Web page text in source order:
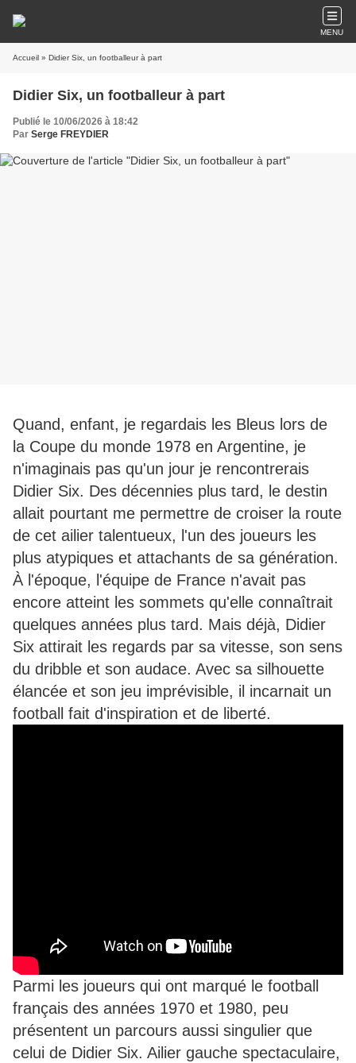
MENU
Accueil » Didier Six, un footballeur à part
Didier Six, un footballeur à part
Publié le 10/06/2026 à 18:42
Par Serge FREYDIER
Quand, enfant, je regardais les Bleus lors de
la Coupe du monde 1978 en Argentine, je
n'imaginais pas qu'un jour je rencontrerais
Didier Six. Des décennies plus tard, le destin
allait pourtant me permettre de croiser la route
de cet ailier talentueux, l'un des joueurs les
plus atypiques et attachants de sa génération.
À l'époque, l'équipe de France n'avait pas
encore atteint les sommets qu'elle connaîtrait
quelques années plus tard. Mais déjà, Didier
Six attirait les regards par sa vitesse, son sens
du dribble et son audace. Avec sa silhouette
élancée et son jeu imprévisible, il incarnait un
football fait d'inspiration et de liberté.
Parmi les joueurs qui ont marqué le football
français des années 1970 et 1980, peu
présentent un parcours aussi singulier que
celui de Didier Six. Ailier gauche spectaculaire,